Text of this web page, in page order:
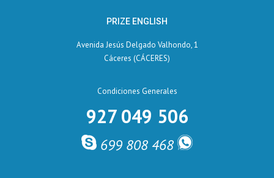
PRIZE ENGLISH
Avenida Jesús Delgado Valhondo, 1
Cáceres (CÁCERES)
Condiciones Generales
927 049 506
699 808 468